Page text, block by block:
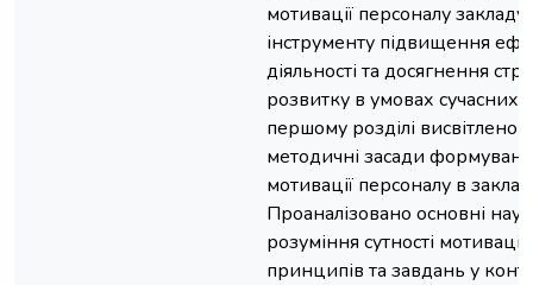
мотивації персоналу
інструменту підвищення
діяльності та досягнення
розвитку в умовах сучасних
першому розділі висвітлено
методичні засади
мотивації персоналу в
Проаналізовано основні
розуміння сутності
принципів та завдань у